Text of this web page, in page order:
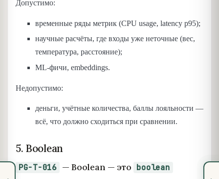
Допустимо:
временные ряды метрик (CPU usage, latency p95);
научные расчёты, где входы уже неточные (вес,
температура, расстояние);
ML-фичи, embeddings.
Недопустимо:
деньги, учётные количества, баллы лояльности —
всё, что должно сходиться при сравнении.
5. Boolean
PG-T-016 — Boolean — это boolean